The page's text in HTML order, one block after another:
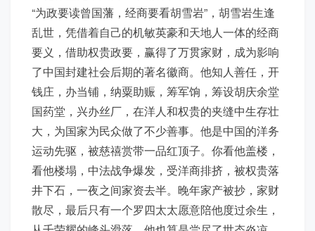
“为政要读曾国藩，经商要看胡雪岩”，胡雪岩生逢
乱世，凭借着自己的机敏英豪和天地人一体的经商
要义，借助权贵政要，赢得了万贯家财，成为影响
了中国封建社会后期的著名徽商。他知人善任，开
钱庄，办当铺，纳粟助赈，筹军饷，筹设胡庆余堂
国药堂，兴办丝厂，在洋人和权贵的夹缝中生存壮
大，为国家为民众做了不少善事。他是中国的洋务
运动先驱，被慈禧赏带一品红顶子。你看他盖楼，
看他楼塌，中法战争爆发，受洋商排挤，被权贵落
井下石，一夜之间家资去半。晚年家产被抄，家财
散尽，最后只有一个罗四太太愿意陪他度过余生，